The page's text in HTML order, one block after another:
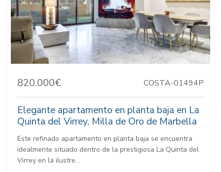
820.000€ COSTA-01494P
Elegante apartamento en planta baja en La
Quinta del Virrey, Milla de Oro de Marbella
Este refinado apartamento en planta baja se encuentra
idealmente situado dentro de la prestigiosa La Quinta del
Virrey en la ilustre...